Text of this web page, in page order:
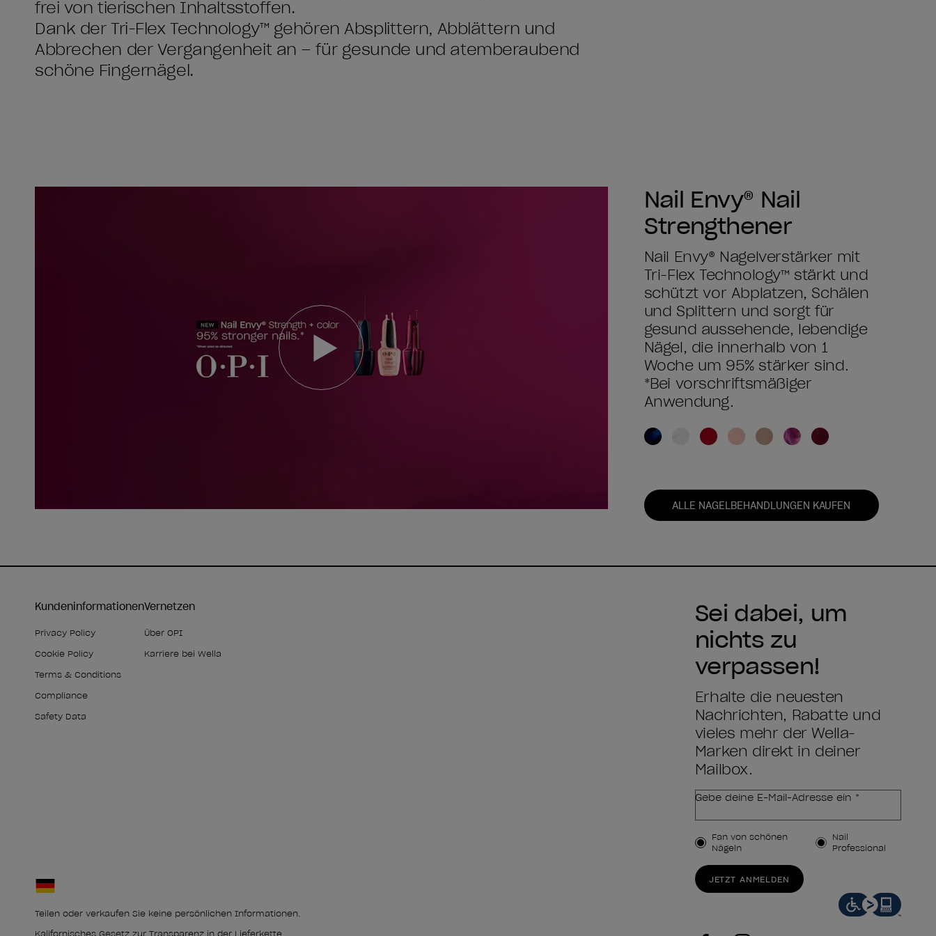
frei von tierischen Inhaltsstoffen.
Dank der Tri-Flex Technology™ gehören Absplittern, Abblättern und
Abbrechen der Vergangenheit an – für gesunde und atemberaubend
schöne Fingernägel.
Nail Envy® Nail
Strengthener
Nail Envy® Nagelverstärker mit
Tri-Flex Technology™ stärkt und
schützt vor Abplatzen, Schälen
und Splittern und sorgt für
gesund aussehende, lebendige
Nägel, die innerhalb von 1
Woche um 95% stärker sind.
*Bei vorschriftsmäßiger
Anwendung.
ALLE NAGELBEHANDLUNGEN KAUFEN
Kundeninformationen
Privacy Policy
Cookie Policy
Terms & Conditions
Compliance
Safety Data
Vernetzen
Über OPI
Karriere bei Wella
Teilen oder verkaufen Sie keine persönlichen Informationen.
Kalifornisches Gesetz zur Transparenz in der Lieferkette
Sei dabei, um
nichts zu
verpassen!
Erhalte die neuesten
Nachrichten, Rabatte und
vieles mehr der Wella-
Marken direkt in deiner
Mailbox.
Gebe deine E-Mail-Adresse ein *
Kundenart
Fan von schönen
Nägeln
Nail
Professional
JETZT ANMELDEN